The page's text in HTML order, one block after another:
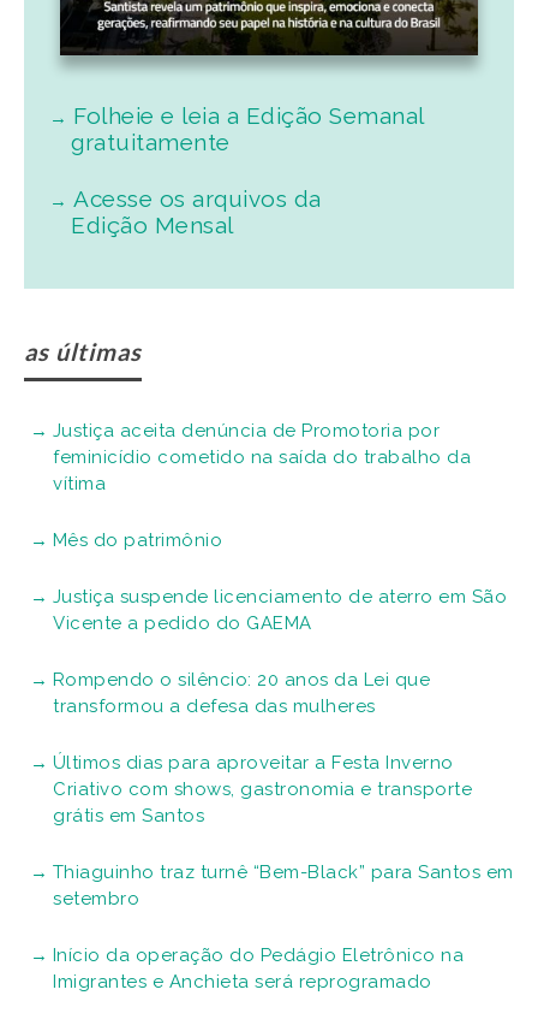
Folheie e leia a Edição Semanal
gratuitamente
Acesse os arquivos da
Edição Mensal
as últimas
Justiça aceita denúncia de Promotoria por
feminicídio cometido na saída do trabalho da
vítima
Mês do patrimônio
Justiça suspende licenciamento de aterro em São
Vicente a pedido do GAEMA
Rompendo o silêncio: 20 anos da Lei que
transformou a defesa das mulheres
Últimos dias para aproveitar a Festa Inverno
Criativo com shows, gastronomia e transporte
grátis em Santos
Thiaguinho traz turnê “Bem-Black” para Santos em
setembro
Início da operação do Pedágio Eletrônico na
Imigrantes e Anchieta será reprogramado